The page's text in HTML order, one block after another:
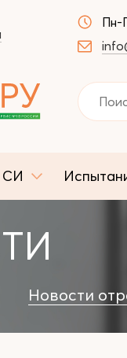
Пн-
СИ
Новости